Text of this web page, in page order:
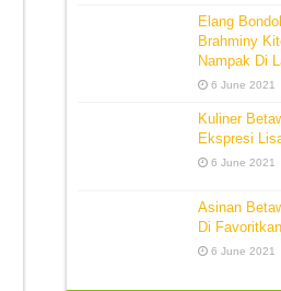
Elang
Brahminy
Nampak Di
6 June 2021
Kuliner
Ekspresi
6 June 2021
Asinan
Di Favoritkan
6 June 2021